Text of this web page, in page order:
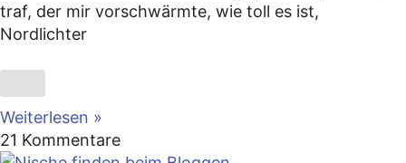
traf, der mir vorschwärmte, wie toll es ist,
Nordlichter
Weiterlesen »
21 Kommentare